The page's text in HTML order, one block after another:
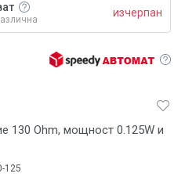
130 Ohm, мощност 0.125W и
125
изчерпан